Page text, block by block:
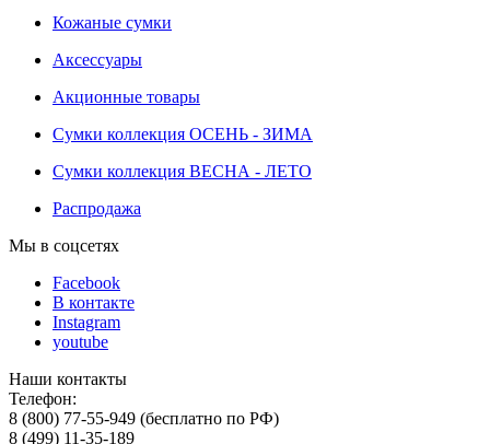
Кожаные сумки
Аксессуары
Акционные товары
Сумки коллекция ОСЕНЬ - ЗИМА
Сумки коллекция ВЕСНА - ЛЕТО
Распродажа
Мы в соцсетях
Facebook
В контакте
Instagram
youtube
Наши контакты
Телефон:
8 (800) 77-55-949 (бесплатно по РФ)
8 (499) 11-35-189